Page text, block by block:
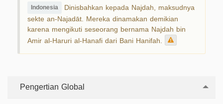
Indonesia Dinisbahkan kepada Najdah, maksudnya
sekte an-Najadāt. Mereka dinamakan demikian
karena mengikuti seseorang bernama Najdah bin
Amir al-Haruri al-Hanafi dari Bani Hanifah.
Pengertian Global